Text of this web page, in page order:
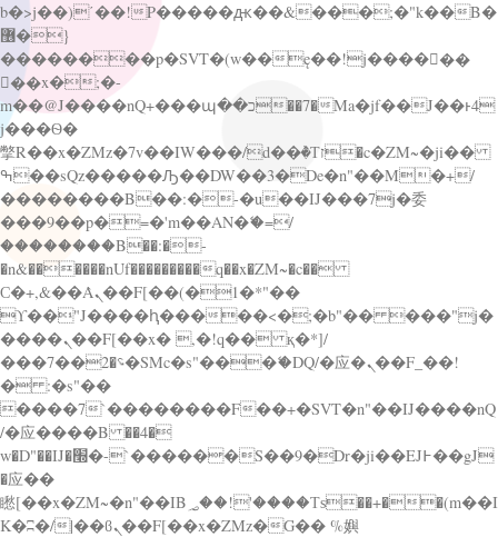
b�>j��)΄��!P�����ԫ��&���;�"k��B�
޶�}
��������p�SVT�(w��ę��!j������
��x�;�-
m��@J����nQ+���պ��כ��7�Ma�jf��J��ͱ4
j���Ѳ�
撆R��x�ZMz�7v��IW���/d��ٞ�Тז�c�ZM~�ji��
ߒ��sQz�����Ԡ��DW��3�De�n"��M�+/
��������B��:�-�u��IJ���7j�委
���9��p�=�'m��AN�ޭ�=/
��������B��:�-
�n&������nUf���������q��x�ZM~�c��
Ϲ�+,&��Ὰܢ��F[��(�1�*"��
ϒ��"J����ԧ�����<�;�b"�� ���"j�
����ܢ��F[��x� ,�!q�� қ�*]/
���؝�2��7�SMc�s"���ޭ�DQ/�应�ܢ��F_��!
� :�s"��
����7`��������F��+�SVT�n"��IJ����nQ
/�应����B ��4�
w�D"��IJ�׭�-`������S��9�Dr�ji��EJ߅��gJ
�应��
矁[��x�ZM~�n"��IB؃��!'����Тѕ��+��(m��I
K�ʭ�/|��ϐܢ��F[��x�ZMz�G�� %嬩